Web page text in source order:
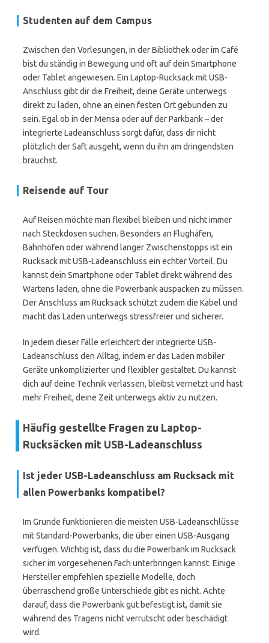
Studenten auf dem Campus
Zwischen den Vorlesungen, in der Bibliothek oder im Café
bist du ständig in Bewegung und oft auf dein Smartphone
oder Tablet angewiesen. Ein Laptop-Rucksack mit USB-
Anschluss gibt dir die Freiheit, deine Geräte unterwegs
direkt zu laden, ohne an einen festen Ort gebunden zu
sein. Egal ob in der Mensa oder auf der Parkbank – der
integrierte Ladeanschluss sorgt dafür, dass dir nicht
plötzlich der Saft ausgeht, wenn du ihn am dringendsten
brauchst.
Reisende auf Tour
Auf Reisen möchte man flexibel bleiben und nicht immer
nach Steckdosen suchen. Besonders an Flughäfen,
Bahnhöfen oder während langer Zwischenstopps ist ein
Rucksack mit USB-Ladeanschluss ein echter Vorteil. Du
kannst dein Smartphone oder Tablet direkt während des
Wartens laden, ohne die Powerbank auspacken zu müssen.
Der Anschluss am Rucksack schützt zudem die Kabel und
macht das Laden unterwegs stressfreier und sicherer.
In jedem dieser Fälle erleichtert der integrierte USB-
Ladeanschluss den Alltag, indem er das Laden mobiler
Geräte unkomplizierter und flexibler gestaltet. Du kannst
dich auf deine Technik verlassen, bleibst vernetzt und hast
mehr Freiheit, deine Zeit unterwegs aktiv zu nutzen.
Häufig gestellte Fragen zu Laptop-
Rucksäcken mit USB-Ladeanschluss
Ist jeder USB-Ladeanschluss am Rucksack mit
allen Powerbanks kompatibel?
Im Grunde funktionieren die meisten USB-Ladeanschlüsse
mit Standard-Powerbanks, die über einen USB-Ausgang
verfügen. Wichtig ist, dass du die Powerbank im Rucksack
sicher im vorgesehenen Fach unterbringen kannst. Einige
Hersteller empfehlen spezielle Modelle, doch
überraschend große Unterschiede gibt es nicht. Achte
darauf, dass die Powerbank gut befestigt ist, damit sie
während des Tragens nicht verrutscht oder beschädigt
wird.